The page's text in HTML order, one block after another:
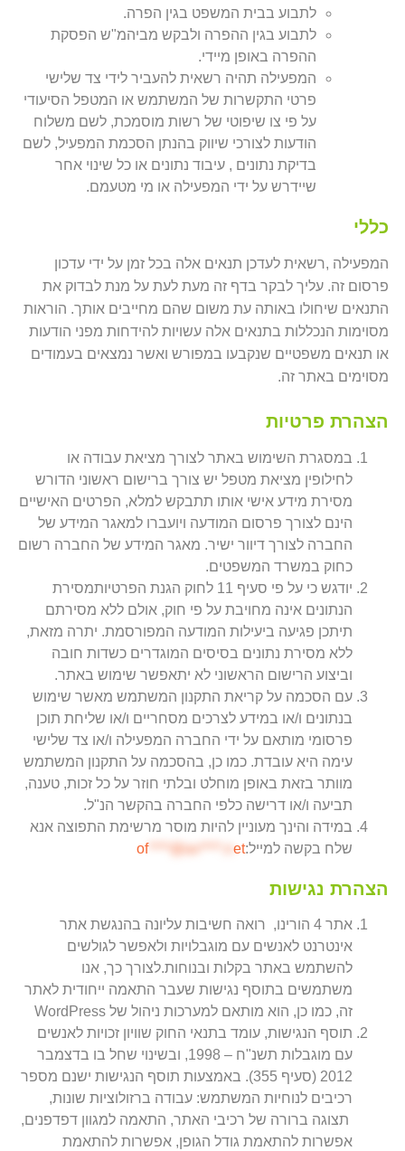
לתבוע בבית המשפט בגין הפרה.
לתבוע בגין ההפרה ולבקש מביהמ"ש הפסקת
ההפרה באופן מיידי.
המפעילה תהיה רשאית להעביר לידי צד שלישי
פרטי התקשרות של המשתמש או המטפל הסיעודי
על פי צו שיפוטי של רשות מוסמכת, לשם משלוח
הודעות לצורכי שיווק בהנתן הסכמת המפעיל, לשם
בדיקת נתונים , עיבוד נתונים או כל שינוי אחר
שיידרש על ידי המפעילה או מי מטעמם.
כללי
המפעילה ,רשאית לעדכן תנאים אלה בכל זמן על ידי עדכון
פרסום זה. עליך לבקר בדף זה מעת לעת על מנת לבדוק את
התנאים שיחולו באותה עת משום שהם מחייבים אותך. הוראות
מסוימות הנכללות בתנאים אלה עשויות להידחות מפני הודעות
או תנאים משפטיים שנקבעו במפורש ואשר נמצאים בעמודים
מסוימים באתר זה.
הצהרת פרטיות
במסגרת השימוש באתר לצורך מציאת עבודה או
לחילופין מציאת מטפל יש צורך ברישום ראשוני הדורש
מסירת מידע אישי אותו תתבקש למלא, הפרטים האישיים
הינם לצורך פרסום המודעה ויועברו למאגר המידע של
החברה לצורך דיוור ישיר. מאגר המידע של החברה רשום
כחוק במשרד המשפטים.
יודגש כי על פי סעיף 11 לחוק הגנת הפרטיותמסירת
הנתונים אינה מחויבת על פי חוק, אולם ללא מסירתם
תיתכן פגיעה ביעילות המודעה המפורסמת. יתרה מזאת,
ללא מסירת נתונים בסיסים המוגדרים כשדות חובה
וביצוע הרישום הראשוני לא יתאפשר שימוש באתר.
עם הסכמה על קריאת התקנון המשתמש מאשר שימוש
בנתונים ו/או במידע לצרכים מסחריים ו/או שליחת תוכן
פרסומי מותאם על ידי החברה המפעילה ו/או צד שלישי
עימה היא עובדת. כמו כן, בהסכמה על התקנון המשתמש
מוותר בזאת באופן מוחלט ובלתי חוזר על כל זכות, טענה,
תביעה ו/או דרישה כלפי החברה בהקשר הנ"ל.
במידה והינך מעוניין להיות מוסר מרשימת התפוצה אנא
שלח בקשה למייל:
of****@av****.n et
הצהרת נגישות
אתר 4 הורינו, רואה חשיבות עליונה בהנגשת אתר
אינטרנט לאנשים עם מוגבלויות ולאפשר לגולשים
להשתמש באתר בקלות ובנוחות.לצורך כך, אנו
משתמשים בתוסף נגישות שעבר התאמה ייחודית לאתר
זה, כמו כן, הוא מותאם למערכות ניהול של WordPress
תוסף הנגישות, עומד בתנאי החוק שוויון זכויות לאנשים
עם מוגבלות תשנ"ח – 1998, ובשינוי שחל בו בדצמבר
2012 (סעיף 355). באמצעות תוסף הנגישות ישנם מספר
רכיבים לנוחיות המשתמש: עבודה ברזולוציות שונות,
תצוגה ברורה של רכיבי האתר, התאמה למגוון דפדפנים,
אפשרות להתאמת גודל הגופן, אפשרות להתאמת